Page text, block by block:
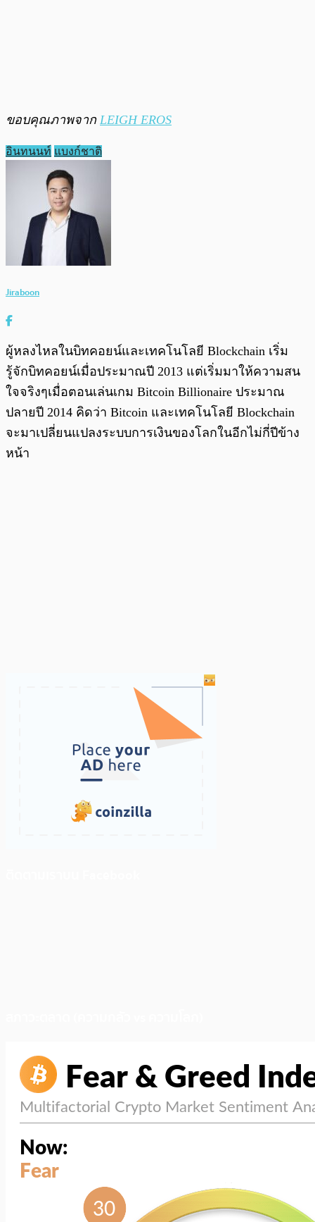
ขอบคุณภาพจาก LEIGH EROS
อินทนนท์ แบงก์ชาติ
Jiraboon
ผู้หลงไหลในบิทคอยน์และเทคโนโลยี Blockchain เริ่ม
รู้จักบิทคอยน์เมื่อประมาณปี 2013 แต่เริ่มมาให้ความสน
ใจจริงๆเมื่อตอนเล่นเกม Bitcoin Billionaire ประมาณ
ปลายปี 2014 คิดว่า Bitcoin และเทคโนโลยี Blockchain
จะมาเปลี่ยนแปลงระบบการเงินของโลกในอีกไม่กี่ปีข้าง
หน้า